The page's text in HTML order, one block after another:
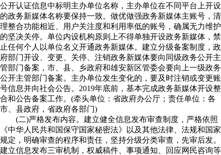
公开认证信息中标明主办单位名称，主办单位在不同平台上开设
的政务新媒体名称要保持一致。做优做强政务新媒体主账号，清
理整合功能相近、用户关注度和利用率低的账号，确属无力维护
的坚决关停。单位内设机构原则上不得单独开设政务新媒体，禁
止任何个人以单位名义开通政务新媒体。建立分级备案制度，政
府部门开设、变更、关停、注销政务新媒体要向同级政务公开主
管部门备案，市、县、乡政府和雄安新区管委会要向上一级政务
公开主管部门备案。主办单位发生变化的，要及时注销或变更账
号信息并向社会公告。2019年底前，基本完成政务新媒体开设整
合和公告备案工作。(牵头单位：省政府办公厅；责任单位：各
市、县政府，省政府各部门)
(二)严格发布内容。建立健全信息发布审查制度，严格依照
《中华人民共和国保守国家秘密法》以及其他法律、法规和国家
规定，明确审查的程序和责任，坚持分级分类审查，先审后发。
建立信息发布三审机制，权威稿件、事项通知、回应网民咨询等